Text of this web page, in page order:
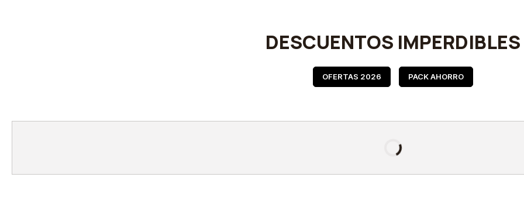
DESCUENTOS IMPERDIBLES
OFERTAS 2026 PACK AHORRO